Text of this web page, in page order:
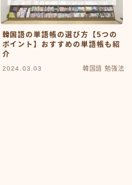
韓国語の単語帳の選び方【5つの
ポイント】おすすめの単語帳も紹
介
2024.03.03 韓国語 勉強法